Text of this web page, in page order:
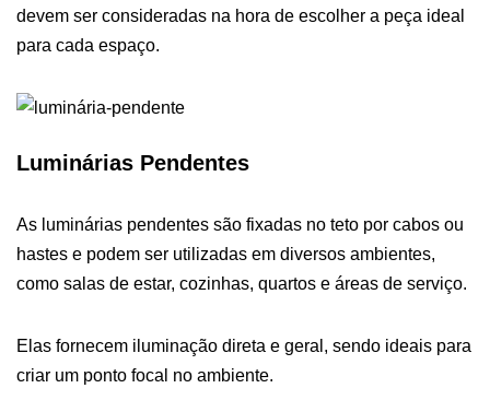
devem ser consideradas na hora de escolher a peça ideal
para cada espaço.
Luminárias Pendentes
As luminárias pendentes são fixadas no teto por cabos ou
hastes e podem ser utilizadas em diversos ambientes,
como salas de estar, cozinhas, quartos e áreas de serviço.
Elas fornecem iluminação direta e geral, sendo ideais para
criar um ponto focal no ambiente.